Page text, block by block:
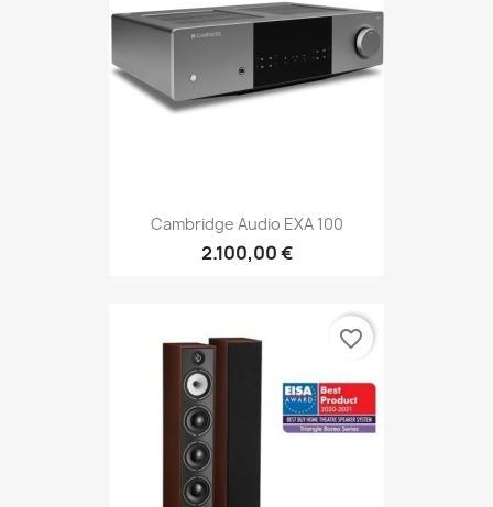
Cambridge Audio EXA 100
2.100,00 €
favorite_border